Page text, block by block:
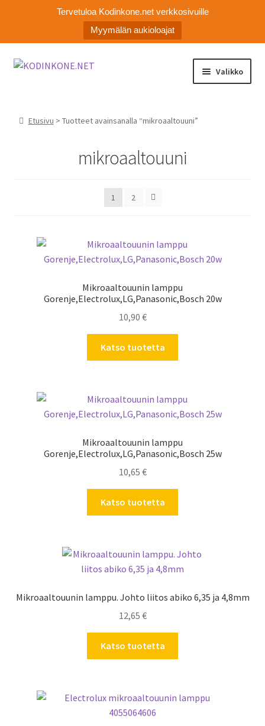
Tervetuloa Kodinkone.net verkkosivuille
Myymälän aukioloajat
Siirry
Siirry
Valikko
Etusivu > Tuotteet avainsanalla “mikroaaltouuni”
mikroaaltouuni
1 2
Mikroaaltouunin lamppu
Gorenje,Electrolux,LG,Panasonic,Bosch 20w
10,90 €
Katso tuotetta
Mikroaaltouunin lamppu
Gorenje,Electrolux,LG,Panasonic,Bosch 25w
10,65 €
Katso tuotetta
Mikroaaltouunin lamppu. Johto liitos abiko 6,35 ja 4,8mm
12,65 €
Katso tuotetta